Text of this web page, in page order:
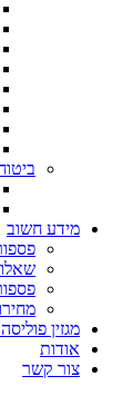
מידע חשוב
מגזין
אודות
צור קשר